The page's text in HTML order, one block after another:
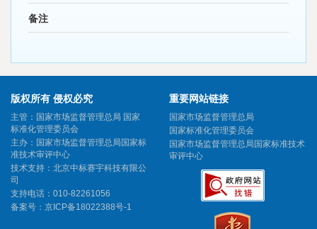
备注
版权所有 侵权必究
主管：国家市场监督管理总局 国家
标准化管理委员会
主办：国家市场监督管理总局国家标
准技术审评中心
技术支持：北京中标赛宇科技有限公
司
支持电话：010-82261056
备案号： 京ICP备18022388号-1
重要网站链接
国家市场监督管理总局
国家标准化管理委员会
国家市场监督管理总局国家标准技术
审评中心